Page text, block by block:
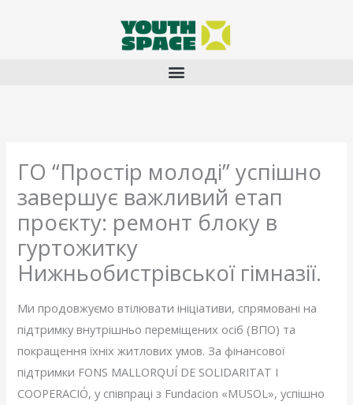
ГО “Простір молоді” успішно
завершує важливий етап
проєкту: ремонт блоку в
гуртожитку
Нижньобистрівської гімназії.
Ми продовжуємо втілювати ініціативи, спрямовані на
підтримку внутрішньо переміщених осіб (ВПО) та
покращення їхніх житлових умов. За фінансової
підтримки FONS MALLORQUÍ DE SOLIDARITAT I
COOPERACIÓ, у співпраці з Fundacion «MUSOL», успішно